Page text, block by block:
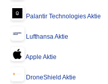
Palantir Technologies Aktie
Lufthansa Aktie
Apple Aktie
DroneShield Aktie